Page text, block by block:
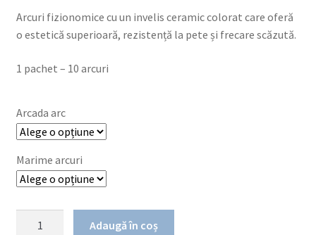
Arcuri fizionomice cu un invelis ceramic colorat care oferă
o estetică superioară, rezistență la pete și frecare scăzută.
1 pachet – 10 arcuri
Arcada arc
Marime arcuri
Adaugă în coș